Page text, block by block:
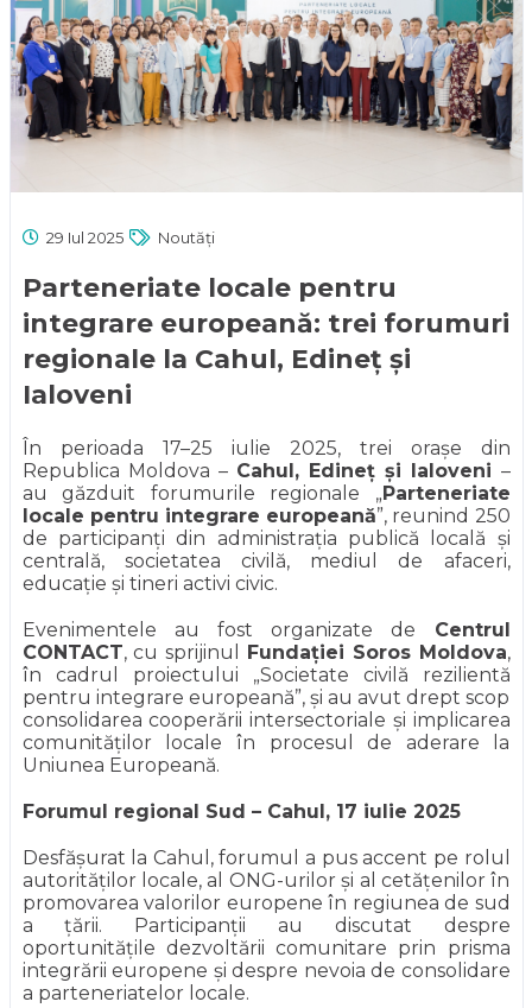
29 Iul 2025 Noutăți
Parteneriate locale pentru
integrare europeană: trei forumuri
regionale la Cahul, Edineț și
Ialoveni
În perioada 17–25 iulie 2025, trei orașe din
Republica Moldova – Cahul, Edineț și Ialoveni –
au găzduit forumurile regionale „Parteneriate
locale pentru integrare europeană”, reunind 250
de participanți din administrația publică locală și
centrală, societatea civilă, mediul de afaceri,
educație și tineri activi civic.
Evenimentele au fost organizate de Centrul
CONTACT, cu sprijinul Fundației Soros Moldova,
în cadrul proiectului „Societate civilă rezilientă
pentru integrare europeană”, și au avut drept scop
consolidarea cooperării intersectoriale și implicarea
comunităților locale în procesul de aderare la
Uniunea Europeană.
Forumul regional Sud – Cahul, 17 iulie 2025
Desfășurat la Cahul, forumul a pus accent pe rolul
autorităților locale, al ONG-urilor și al cetățenilor în
promovarea valorilor europene în regiunea de sud
a țării. Participanții au discutat despre
oportunitățile dezvoltării comunitare prin prisma
integrării europene și despre nevoia de consolidare
a parteneriatelor locale.